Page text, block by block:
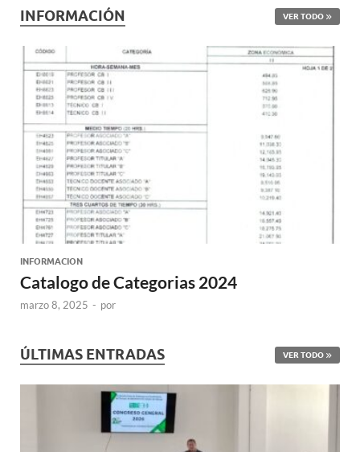
INFORMACIÓN VER TODO
INFORMACION
Catalogo de Categorias 2024
marzo 8, 2025 - por
ÚLTIMAS ENTRADAS VER TODO